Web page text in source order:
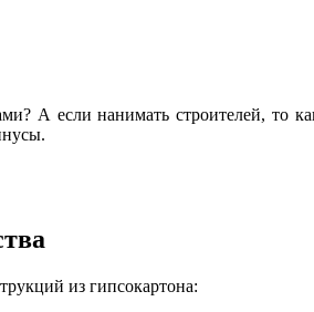
А если нанимать строителей, то
из гипсокартона: